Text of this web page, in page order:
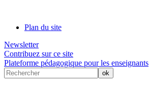
Plan du site
Newsletter
Contribuez sur ce site
Plateforme pédagogique pour les enseignants